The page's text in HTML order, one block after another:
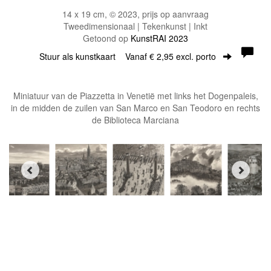
14 x 19 cm, © 2023, prijs op aanvraag
Tweedimensionaal | Tekenkunst | Inkt
Getoond op KunstRAI 2023
Stuur als kunstkaart Vanaf € 2,95 excl. porto
Miniatuur van de Piazzetta in Venetië met links het Dogenpaleis,
in de midden de zuilen van San Marco en San Teodoro en rechts
de Biblioteca Marciana